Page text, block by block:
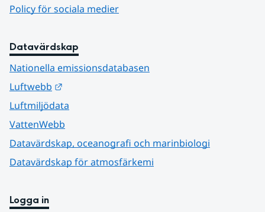
Policy för sociala medier
Datavärdskap
Nationella emissionsdatabasen
Luftwebb
Luftmiljödata
VattenWebb
Datavärdskap, oceanografi och marinbiologi
Datavärdskap för atmosfärkemi
Logga in